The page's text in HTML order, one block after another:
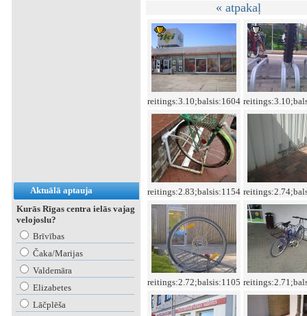
Aktuālā aptauja
Kurās Rīgas centra ielās vajag
velojoslu?
Brīvības
Čaka/Marijas
Valdemāra
Elizabetes
Lāčplēša
« atpakaļ
reitings:3.10;balsis:1604
reitings:2.83;balsis:1154
reitings:2.72;balsis:1105